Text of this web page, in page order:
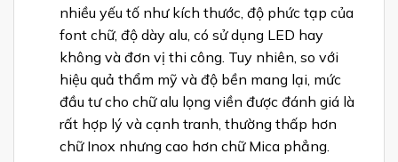
nhiều yếu tố như kích thước, độ phức tạp của
font chữ, độ dày alu, có sử dụng LED hay
không và đơn vị thi công. Tuy nhiên, so với
hiệu quả thẩm mỹ và độ bền mang lại, mức
đầu tư cho chữ alu lọng viền được đánh giá là
rất hợp lý và cạnh tranh, thường thấp hơn
chữ Inox nhưng cao hơn chữ Mica phẳng.